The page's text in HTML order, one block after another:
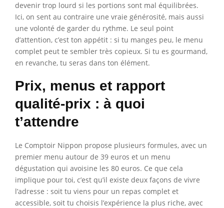
devenir trop lourd si les portions sont mal équilibrées.
Ici, on sent au contraire une vraie générosité, mais aussi
une volonté de garder du rythme. Le seul point
d’attention, c’est ton appétit : si tu manges peu, le menu
complet peut te sembler très copieux. Si tu es gourmand,
en revanche, tu seras dans ton élément.
Prix, menus et rapport
qualité-prix : à quoi
t’attendre
Le Comptoir Nippon propose plusieurs formules, avec un
premier menu autour de 39 euros et un menu
dégustation qui avoisine les 80 euros. Ce que cela
implique pour toi, c’est qu’il existe deux façons de vivre
l’adresse : soit tu viens pour un repas complet et
accessible, soit tu choisis l’expérience la plus riche, avec